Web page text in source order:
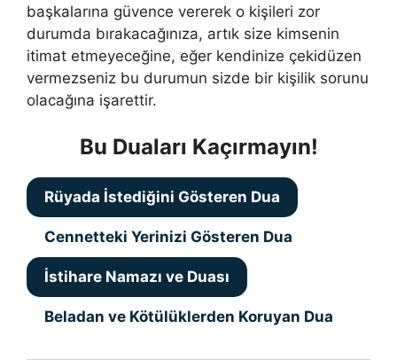
başkalarına güvence vererek o kişileri zor
durumda bırakacağınıza, ar­tık size kimsenin
itimat etmeyeceğine, eğer kendinize çekidüzen
vermezse­niz bu durumun sizde bir kişilik sorunu
olacağına işarettir.
Bu Duaları Kaçırmayın!
Rüyada İstediğini Gösteren Dua
Cennetteki Yerinizi Gösteren Dua
İstihare Namazı ve Duası
Beladan ve Kötülüklerden Koruyan Dua